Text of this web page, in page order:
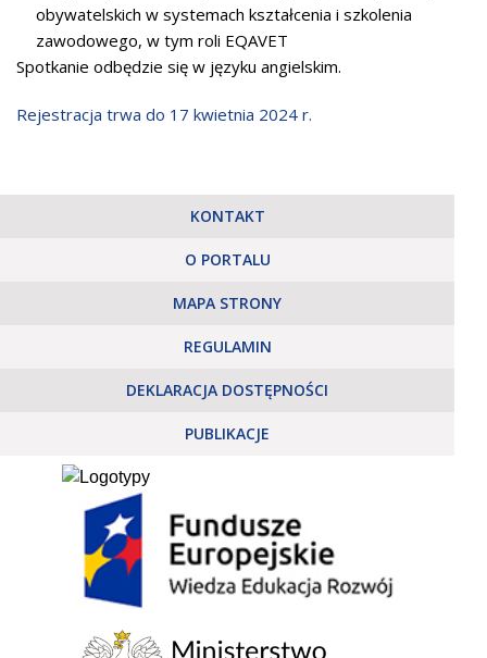
obywatelskich w systemach kształcenia i szkolenia
zawodowego, w tym roli EQAVET
Spotkanie odbędzie się w języku angielskim.
Rejestracja trwa do 17 kwietnia 2024 r.
KONTAKT
O PORTALU
MAPA STRONY
REGULAMIN
DEKLARACJA DOSTĘPNOŚCI
PUBLIKACJE